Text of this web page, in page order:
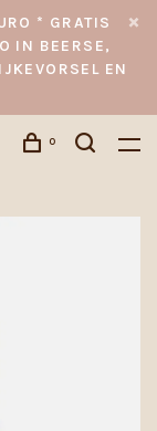
* GRATIS
IN BEERSE,
EN
0